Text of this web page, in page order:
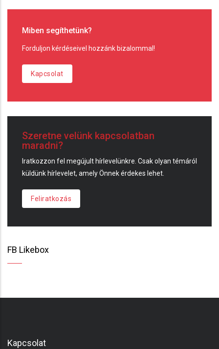
Miben segíthetünk?
Forduljon kérdéseivel hozzánk bizalommal!
Kapcsolat
Szeretne velünk kapcsolatban
maradni?
Iratkozzon fel megújult hírlevelünkre. Csak olyan témáról
küldünk hírlevelet, amely Önnek érdekes lehet.
Feliratkozás
FB Likebox
Kapcsolat